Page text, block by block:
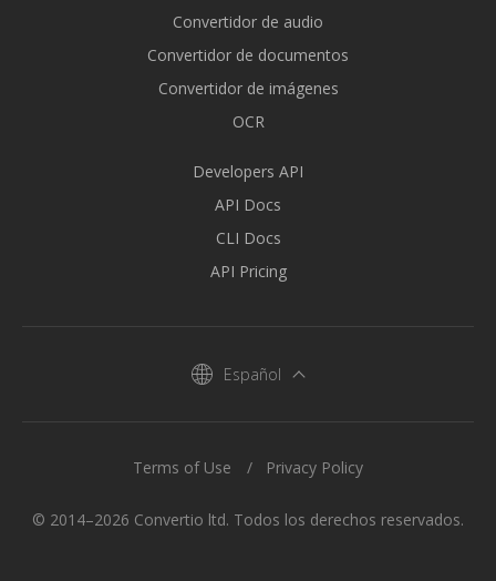
Convertidor de audio
Convertidor de documentos
Convertidor de imágenes
OCR
Developers API
API Docs
CLI Docs
API Pricing
Español
© 2014–2026 Convertio ltd. Todos los derechos reservados.
Terms of Use Privacy Policy